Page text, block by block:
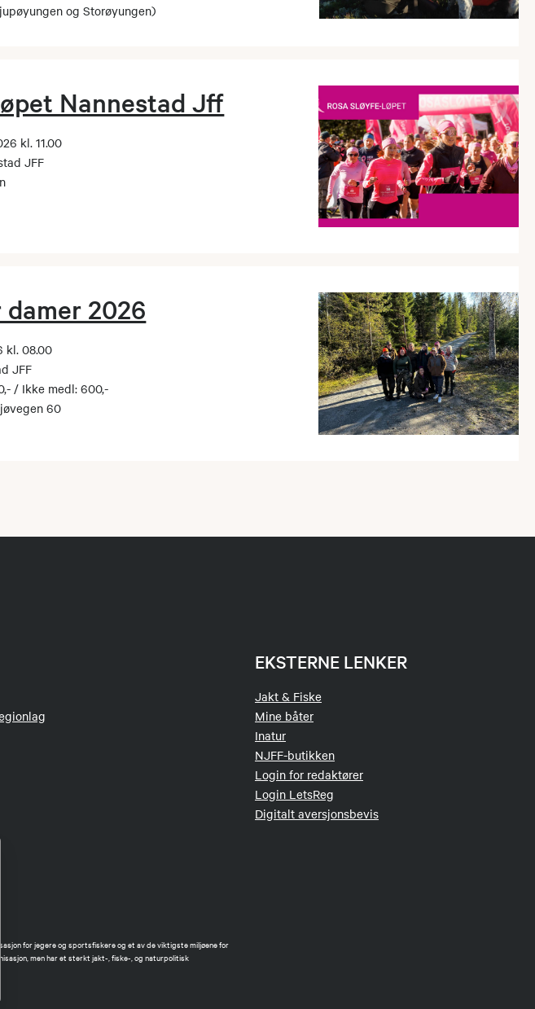
og Storøyungen)
Nannestad Jff
kl. 11.00
JFF
2026
kl. 08.00
JFF
/ Ikke medl: 600,-
60
EKSTERNE LENKER
Jakt & Fiske
Mine båter
Inatur
NJFF-butikken
Login for redaktører
Login LetsReg
Digitalt aversjonsbevis
for jegere og sportsfiskere og et av de viktigste miljøene for
men har et sterkt jakt-, fiske-, og naturpolitisk